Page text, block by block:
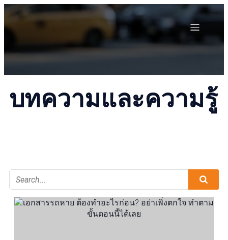
บทความและความรู้